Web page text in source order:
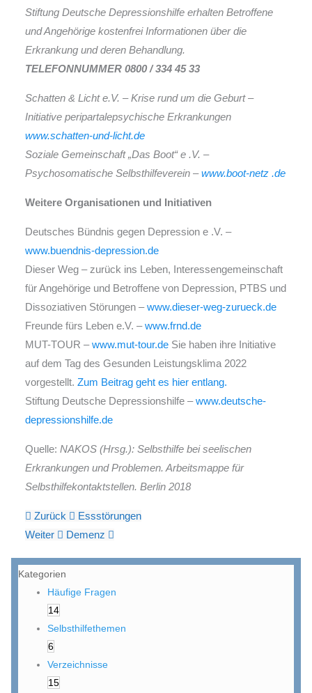
Kategorien
Häufige Fragen
14
Selbsthilfethemen
6
Verzeichnisse
15
Stiftung Deutsche Depressionshilfe erhalten Betroffene
und Angehörige kostenfrei Informationen über die
Erkrankung und deren Behandlung.
TELEFONNUMMER 0800 / 334 45 33
Schatten & Licht e.V. – Krise rund um die Geburt –
Initiative peripartalepsychische Erkrankungen
www.schatten-und-licht.de
Soziale Gemeinschaft „Das Boot“ e .V. –
Psychosomatische Selbsthilfeverein –www.boot-netz .de
Weitere Organisationen und Initiativen
Deutsches Bündnis gegen Depression e .V. –
www.buendnis-depression.de
Dieser Weg – zurück ins Leben, Interessengemeinschaft
für Angehörige und Betroffene von Depression, PTBS und
Dissoziativen Störungen –www.dieser-weg-zurueck.de
Freunde fürs Leben e.V. –www.frnd.de
MUT-TOUR –www.mut-tour.de Sie haben ihre Initiative
auf dem Tag des Gesunden Leistungsklima 2022
vorgestellt.Zum Beitrag geht es hier entlang.
Stiftung Deutsche Depressionshilfe –www.deutsche-
depressionshilfe.de
Quelle:NAKOS (Hrsg.): Selbsthilfe bei seelischen
Erkrankungen und Problemen. Arbeitsmappe für
Selbsthilfekontaktstellen. Berlin 2018
Zurück
Essstörungen
Weiter
Demenz